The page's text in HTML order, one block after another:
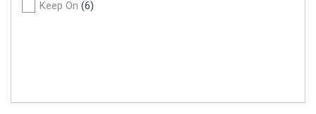
Keep On (6)